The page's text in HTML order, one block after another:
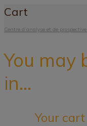
Cart
Centre d’analyse et de
You may
in…
Your